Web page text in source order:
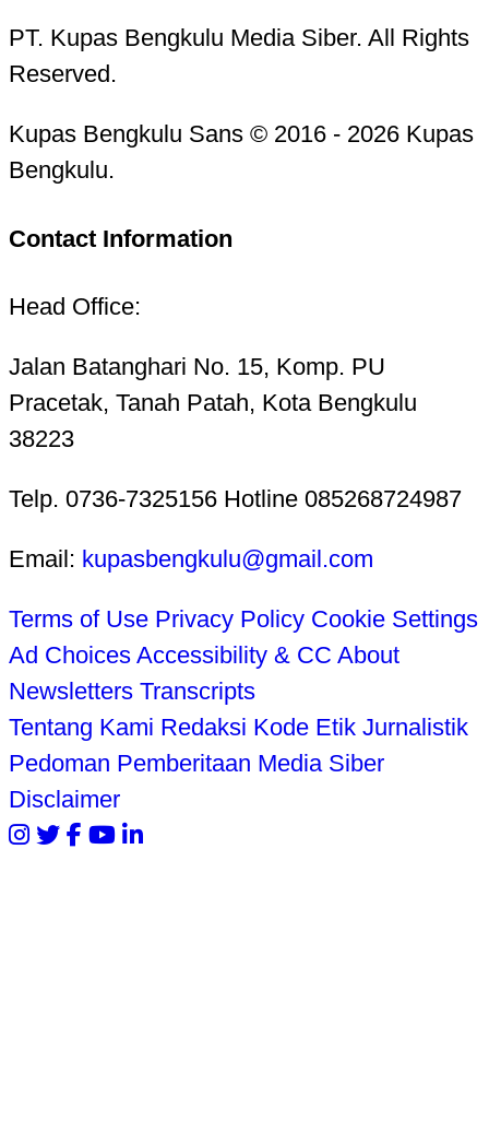
PT. Kupas Bengkulu Media Siber. All Rights
Reserved.
Kupas Bengkulu Sans © 2016 - 2026 Kupas
Bengkulu.
Contact Information
Head Office:
Jalan Batanghari No. 15, Komp. PU
Pracetak, Tanah Patah, Kota Bengkulu
38223
Telp. 0736-7325156 Hotline 085268724987
Email: kupasbengkulu@gmail.com
Terms of Use Privacy Policy Cookie Settings
Ad Choices Accessibility & CC About
Newsletters Transcripts
Tentang Kami Redaksi Kode Etik Jurnalistik
Pedoman Pemberitaan Media Siber
Disclaimer